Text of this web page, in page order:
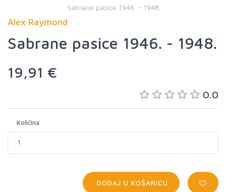
Sabrane pasice 1946. - 1948.
Alex Raymond
Sabrane pasice 1946. - 1948.
19,91 €
0.0
Količina
DODAJ U KOŠARICU